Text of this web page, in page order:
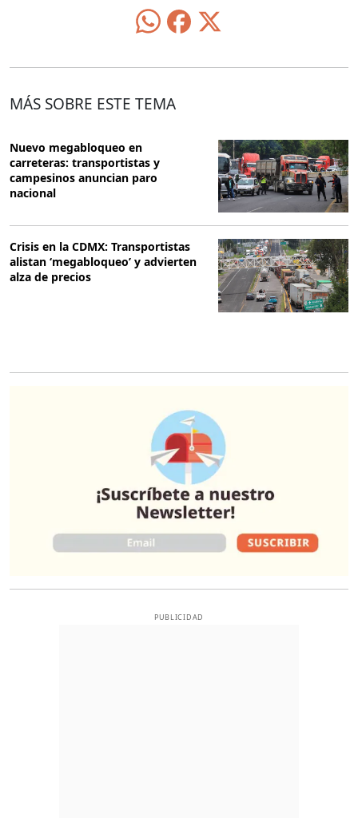
MÁS SOBRE ESTE TEMA
Nuevo megabloqueo en
carreteras: transportistas y
campesinos anuncian paro
nacional
Crisis en la CDMX: Transportistas
alistan ‘megabloqueo’ y advierten
alza de precios
PUBLICIDAD